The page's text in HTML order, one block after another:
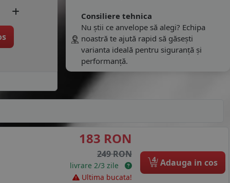
Consiliere tehnica
Nu știi ce anvelope să alegi? Echipa
noastră te ajută rapid să găsești
varianta ideală pentru siguranță și
performanță.
183 RON
249 RON
livrare 2/3 zile
Ultima bucata!
4 Adauga in cos